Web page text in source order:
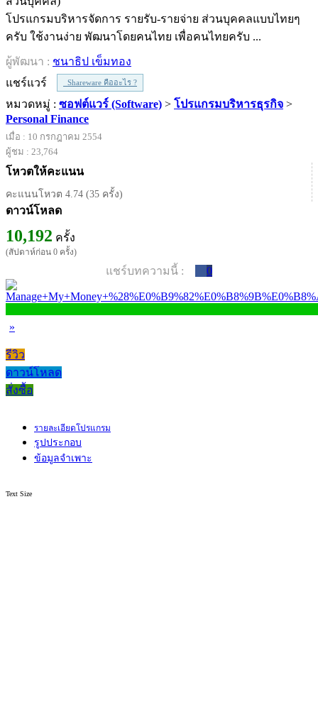
โปรแกรมบริหารจัดการ รายรับ-รายจ่าย ส่วนบุคคลแบบไทยๆ
ครับ ใช้งานง่าย พัฒนาโดยคนไทย เพื่อคนไทยครับ ...
ผู้พัฒนา : ชนาธิป เข็มทอง
แชร์แวร์
Shareware คืออะไร ?
หมวดหมู่ : ซอฟต์แวร์ (Software) > โปรแกรมบริหารธุรกิจ >
Personal Finance
เมื่อ : 10 กรกฎาคม 2554
ผู้ชม : 23,764
โหวตให้คะแนน
คะแนนโหวต 4.74 (35 ครั้ง)
ดาวน์โหลด
10,192 ครั้ง
(สัปดาห์ก่อน 0 ครั้ง)
แชร์บทความนี้ : 0
»
รีวิว
ดาวน์โหลด
สั่งซื้อ
รายละเอียดโปรแกรม
รูปประกอบ
ข้อมูลจำเพาะ
Text Size